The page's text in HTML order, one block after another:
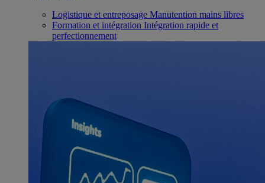
Logistique et entreposage Manutention mains libres
Formation et intégration Intégration rapide et
perfectionnement